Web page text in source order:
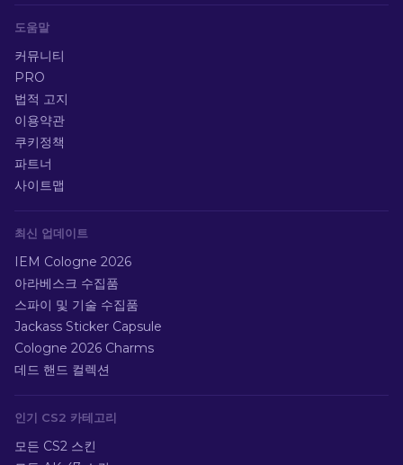
도움말
커뮤니티
PRO
법적 고지
이용약관
쿠키정책
파트너
사이트맵
최신 업데이트
IEM Cologne 2026
아라베스크 수집품
스파이 및 기술 수집품
Jackass Sticker Capsule
Cologne 2026 Charms
데드 핸드 컬렉션
인기 CS2 카테고리
모든 CS2 스킨